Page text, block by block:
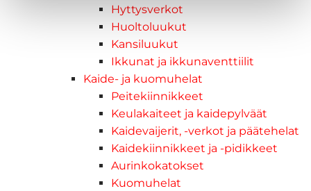
Hyttysverkot
Huoltoluukut
Kansiluukut
Ikkunat ja ikkunaventtiilit
Kaide- ja kuomuhelat
Peitekiinnikkeet
Keulakaiteet ja kaidepylväät
Kaidevaijerit, -verkot ja päätehelat
Kaidekiinnikkeet ja -pidikkeet
Aurinkokatokset
Kuomuhelat